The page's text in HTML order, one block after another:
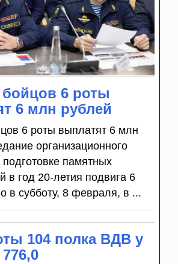
6 роты
6 млн рублей
6 роты выплатят 6 млн
организационного
подготовке памятных
в год 20-летия подвига 6
в субботу, 8 февраля, в ...
104 полка ВДВ у